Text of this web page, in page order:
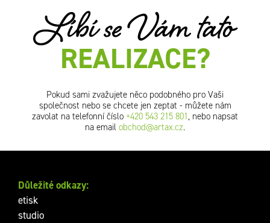
Líbí se Vám tato
REALIZACE?
Pokud sami zvažujete něco podobného pro Vaši
společnost nebo se chcete jen zeptat - můžete nám
zavolat na telefonní číslo +420 543 215 801, nebo napsat
na email obchod@artax.cz.
Důležité odkazy:
etisk
studio